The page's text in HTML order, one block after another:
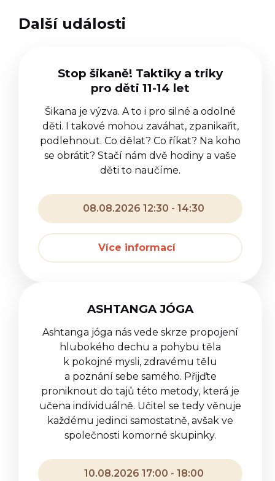
Další události
Stop šikaně! Taktiky a triky
pro děti 11-14 let
Šikana je výzva. A to i pro silné a odolné
děti. I takové mohou zaváhat, zpanikařit,
podlehnout. Co dělat? Co říkat? Na koho
se obrátit? Stačí nám dvě hodiny a vaše
děti to naučíme.
08.08.2026 12:30 - 14:30
Více informací
ASHTANGA JÓGA
Ashtanga jóga nás vede skrze propojení
hlubokého dechu a pohybu těla
k pokojné mysli, zdravému tělu
a poznání sebe samého. Přijďte
proniknout do tajů této metody, která je
učena individuálně. Učitel se tedy věnuje
každému jedinci samostatně, avšak ve
společnosti komorné skupinky.
10.08.2026 17:00 - 18:00